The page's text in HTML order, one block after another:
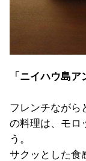
「ニイハウ島
フレンチながら
の料理は、モロ
う。
サクッとした食